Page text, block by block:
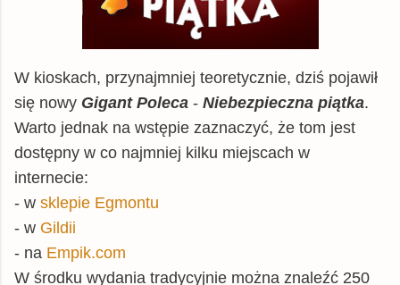
W kioskach, przynajmniej teoretycznie, dziś pojawił
się nowy Gigant Poleca - Niebezpieczna piątka.
Warto jednak na wstępie zaznaczyć, że tom jest
dostępny w co najmniej kilku miejscach w
internecie:
- w sklepie Egmontu
- w Gildii
- na Empik.com
W środku wydania tradycyjnie można znaleźć 250